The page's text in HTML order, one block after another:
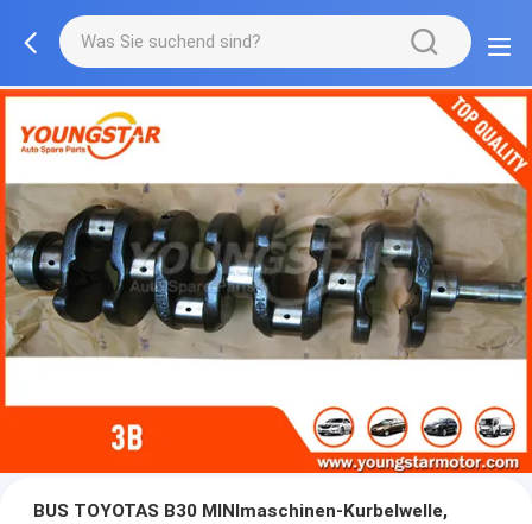
BUS TOYOTAS B30 MINImaschinen-Kurbelwelle,